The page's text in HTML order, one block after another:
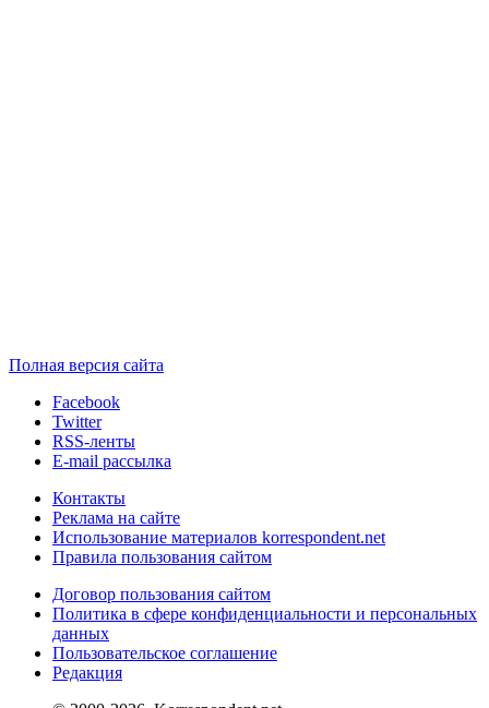
Полная версия сайта
Facebook
Twitter
RSS-ленты
E-mail рассылка
Контакты
Реклама на сайте
Использование материалов korrespondent.net
Правила пользования сайтом
Договор пользования сайтом
Политика в сфере конфиденциальности и персональных
данных
Пользовательское соглашение
Редакция